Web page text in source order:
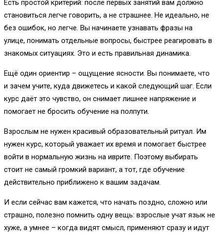
Есть простой критерий: после первых занятий вам должно
становиться легче говорить, а не страшнее. Не идеально, не
без ошибок, но легче. Вы начинаете узнавать фразы на
улице, понимать отдельные вопросы, быстрее реагировать в
знакомых ситуациях. Это и есть правильная динамика.
Ещё один ориентир – ощущение ясности. Вы понимаете, что
и зачем учите, куда движетесь и какой следующий шаг. Если
курс даёт это чувство, он снимает лишнее напряжение и
помогает не бросить обучение на полпути.
Взрослым не нужен красивый образовательный ритуал. Им
нужен курс, который уважает их время и помогает быстрее
войти в нормальную жизнь на иврите. Поэтому выбирать
стоит не самый громкий вариант, а тот, где обучение
действительно приближено к вашим задачам.
И если сейчас вам кажется, что начать поздно, сложно или
страшно, полезно помнить одну вещь: взрослые учат язык не
хуже, а умнее – когда видят смысл, применяют сразу и идут